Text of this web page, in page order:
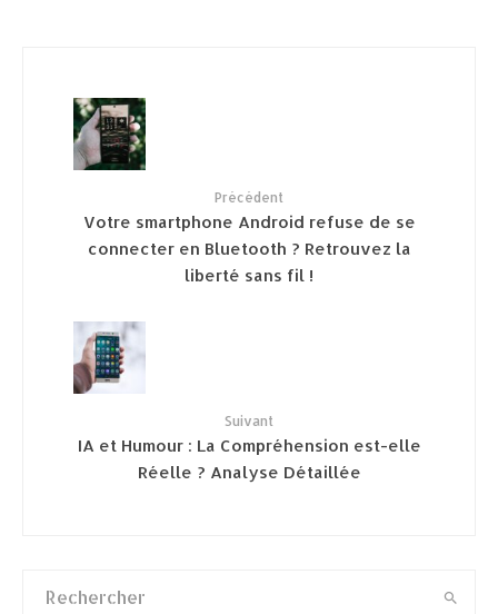
Précédent
Votre smartphone Android refuse de se
connecter en Bluetooth ? Retrouvez la
liberté sans fil !
Suivant
IA et Humour : La Compréhension est-elle
Réelle ? Analyse Détaillée